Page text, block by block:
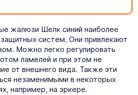
жалюзи Шелк синий наиболее
систем. Они привлекают
Можно легко регулировать
ламелей и при этом не
от внешнего вида. Также эти
незаменимыми в некоторых
например, на эркере.